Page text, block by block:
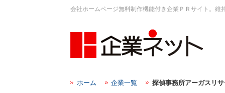
会社ホームページ無料制作機能付き企業ＰＲサイト。
ホーム 企業一覧 探偵事務所アーガスリ